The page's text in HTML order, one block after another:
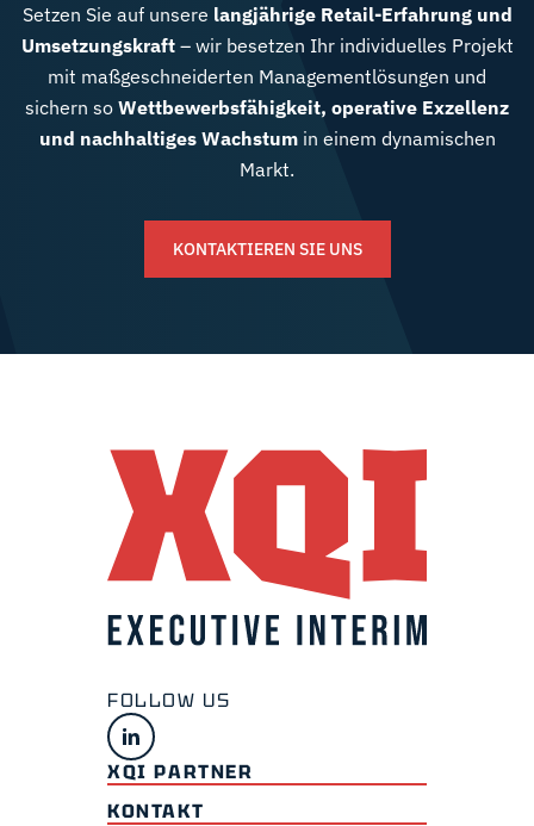
Setzen Sie auf unsere langjährige Retail-Erfahrung und
Umsetzungskraft– wir besetzen Ihr individuelles Projekt
mit maßgeschneiderten Managementlösungen und
sichern so Wettbewerbsfähigkeit, operative Exzellenz
und nachhaltiges Wachstumin einem dynamischen
Markt.
KONTAKTIEREN SIE UNS
XQI PARTNER
KONTAKT